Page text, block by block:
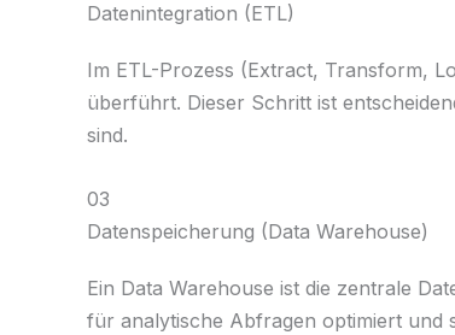
Datenintegration (ETL)
Im ETL-Prozess (Extract, Transform,
überführt. Dieser Schritt ist
sind.
03
Datenspeicherung (Data Warehouse)
Ein Data Warehouse ist die zentrale
für analytische Abfragen optimiert und